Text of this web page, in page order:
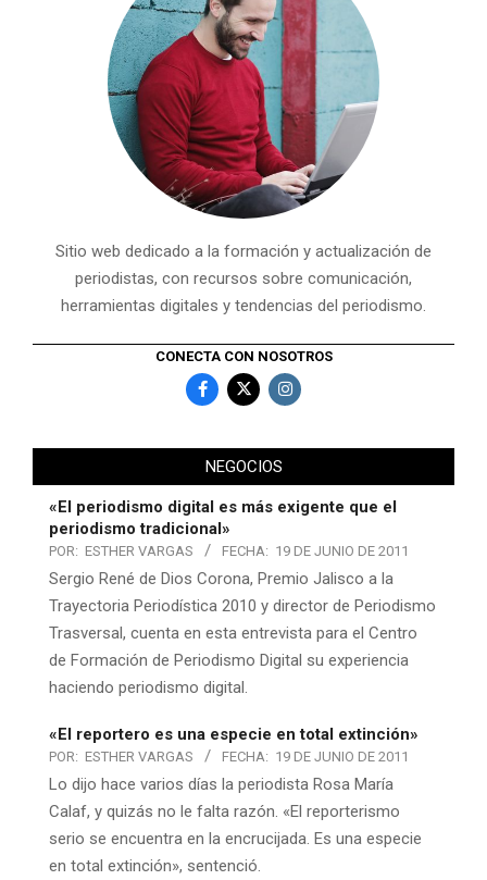
Sitio web dedicado a la formación y actualización de
periodistas, con recursos sobre comunicación,
herramientas digitales y tendencias del periodismo.
CONECTA CON NOSOTROS
NEGOCIOS
«El periodismo digital es más exigente que el
periodismo tradicional»
POR: ESTHER VARGAS FECHA: 19 DE JUNIO DE 2011
Sergio René de Dios Corona, Premio Jalisco a la
Trayectoria Periodística 2010 y director de Periodismo
Trasversal, cuenta en esta entrevista para el Centro
de Formación de Periodismo Digital su experiencia
haciendo periodismo digital.
«El reportero es una especie en total extinción»
POR: ESTHER VARGAS FECHA: 19 DE JUNIO DE 2011
Lo dijo hace varios días la periodista Rosa María
Calaf, y quizás no le falta razón. «El reporterismo
serio se encuentra en la encrucijada. Es una especie
en total extinción», sentenció.